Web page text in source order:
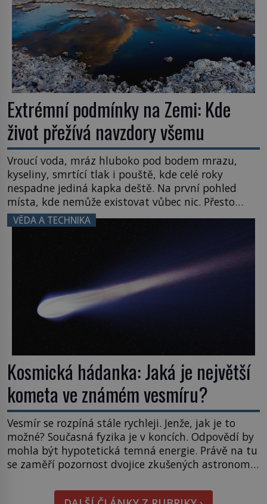
Extrémní podmínky na Zemi: Kde
život přežívá navzdory všemu
Vroucí voda, mráz hluboko pod bodem mrazu,
kyseliny, smrtící tlak i pouště, kde celé roky
nespadne jediná kapka deště. Na první pohled
místa, kde nemůže existovat vůbec nic. Přesto
právě tady vědci objevují organismy, které
posouvají hranice života. Každý nový nález mění
napovídá, kde bychom jednou […]
VĚDA A TECHNIKA
Kosmická hádanka: Jaká je největší
kometa ve známém vesmíru?
Vesmír se rozpíná stále rychleji. Jenže, jak je to
možné? Současná fyzika je v koncích. Odpovědí by
mohla být hypotetická temná energie. Právě na tu
se zaměří pozornost dvojice zkušených astronomů.
hmatatelnějšího. Naprosto rekordní kometu!